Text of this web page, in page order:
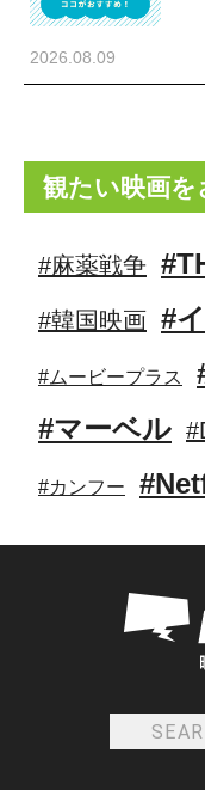
2026.08.09
観たい映画を
#麻薬戦争
#韓国映画 #
#ムービープラス
#マーベル
#カンフー